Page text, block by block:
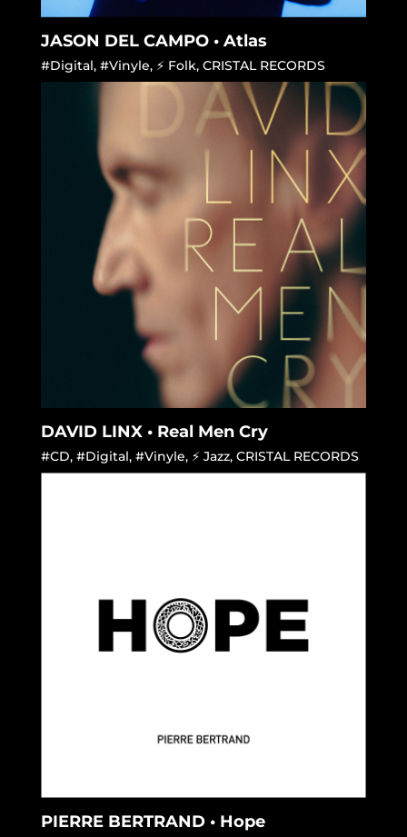
JASON DEL CAMPO • Atlas
#Digital, #Vinyle, ⚡ Folk, CRISTAL RECORDS
DAVID LINX • Real Men Cry
#CD, #Digital, #Vinyle, ⚡ Jazz, CRISTAL RECORDS
PIERRE BERTRAND • Hope